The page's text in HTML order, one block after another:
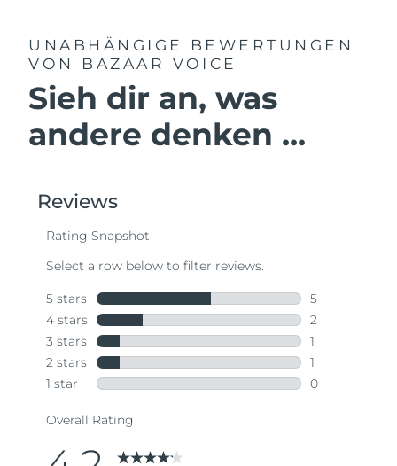
UNABHÄNGIGE BEWERTUNGEN
VON BAZAAR VOICE
Sieh dir an, was
andere denken ...